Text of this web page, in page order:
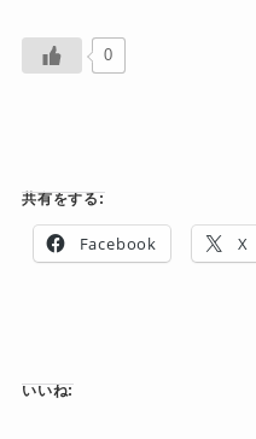
0
共有をする:
Facebook X
いいね: